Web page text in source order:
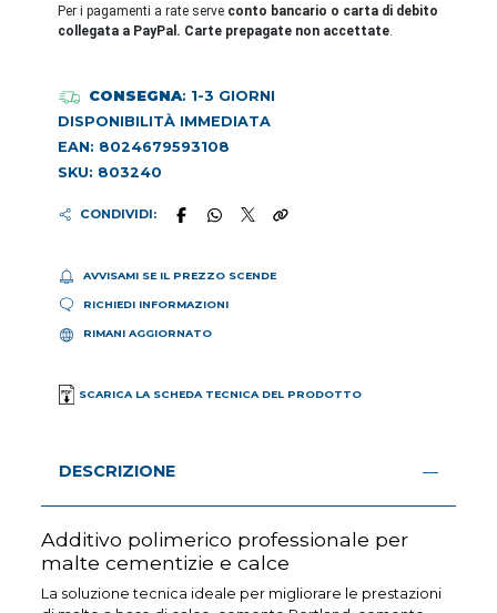
Per i pagamenti a rate serve conto bancario o carta di debito
collegata a PayPal. Carte prepagate non accettate.
CONSEGNA: 1-3 GIORNI
DISPONIBILITÀ IMMEDIATA
EAN: 8024679593108
SKU: 803240
CONDIVIDI:
AVVISAMI SE IL PREZZO SCENDE
RICHIEDI INFORMAZIONI
RIMANI AGGIORNATO
SCARICA LA SCHEDA TECNICA DEL PRODOTTO
DESCRIZIONE
Additivo polimerico professionale per
malte cementizie e calce
La soluzione tecnica ideale per migliorare le prestazioni